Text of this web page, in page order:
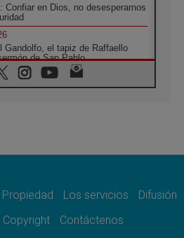
Confiar en Dios, no desesperarnos
Gandolfo, el tapiz de Raffaello
de San Pablo
«la paz no se compra con una
de Genazzano
Propiedad Los servicios
Difusión
Copyright Contáctenos